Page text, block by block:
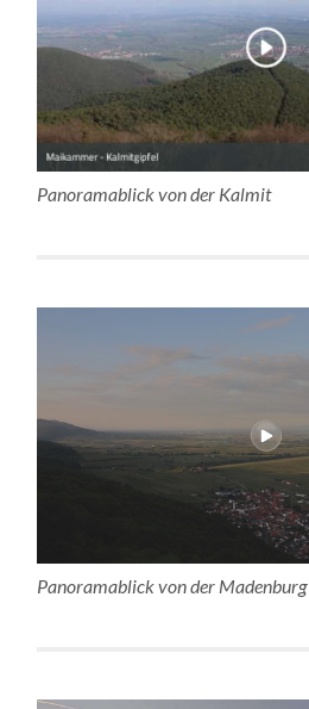
Panoramablick von der Kalmit
Panoramablick von der Madenburg